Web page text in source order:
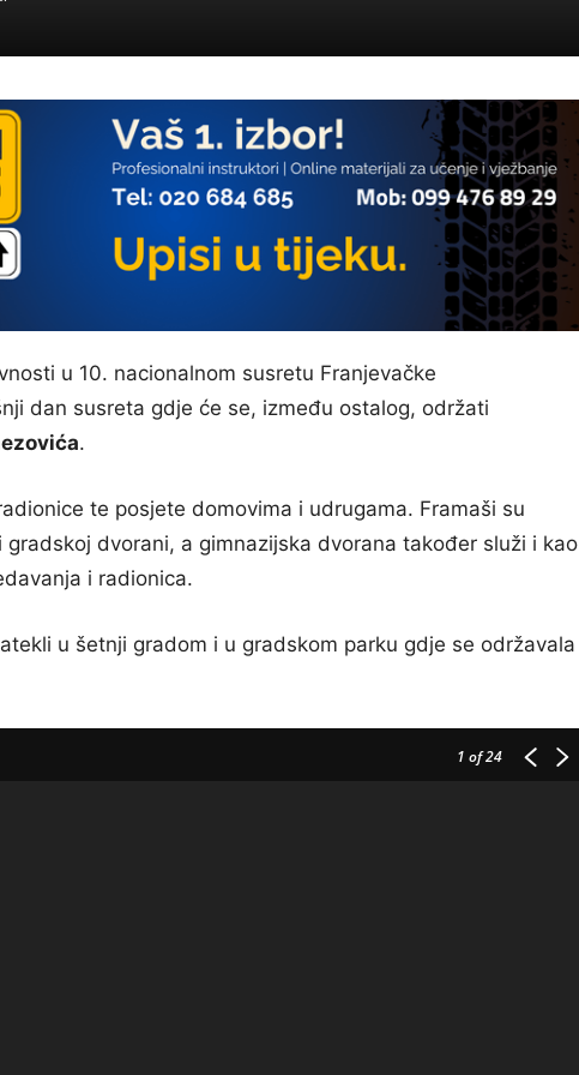
u 10. nacionalnom susretu Franjevačke
dan susreta gdje će se, između ostalog, održati
.
te posjete domovima i udrugama. Framaši su
gradskoj dvorani, a gimnazijska dvorana također služi i kao
i radionica.
u šetnji gradom i u gradskom parku gdje se održavala
1 of 24